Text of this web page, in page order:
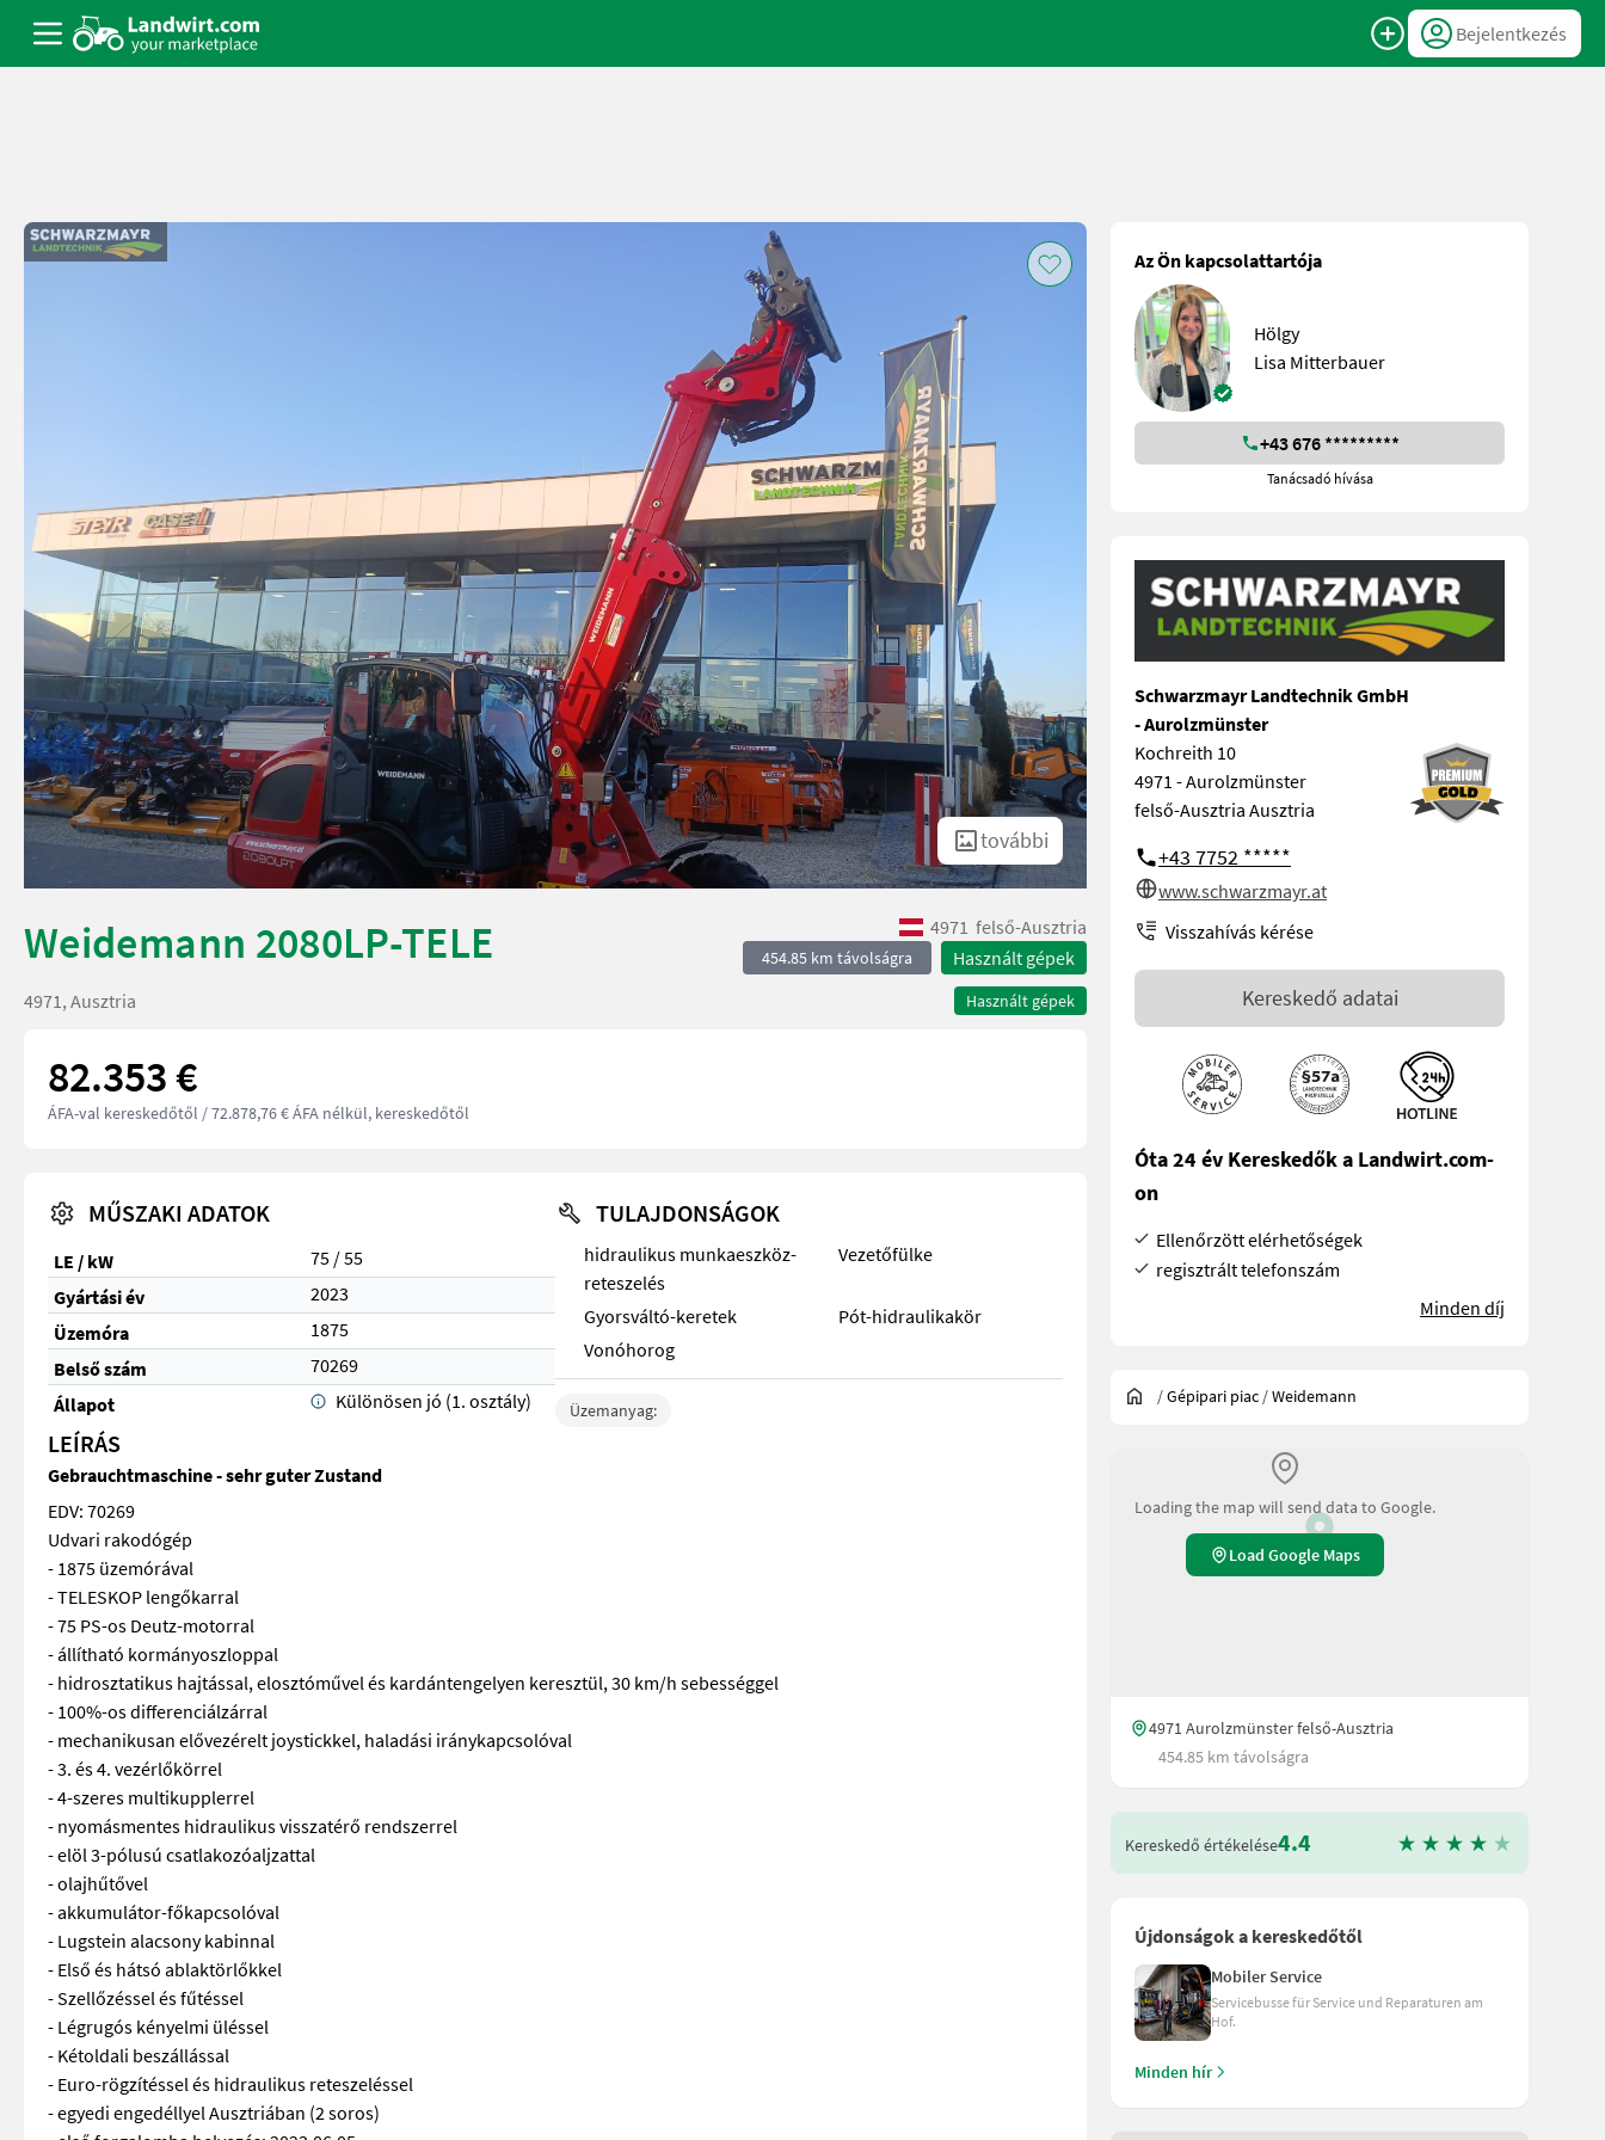
Bejelentkezés
további
Weidemann 2080LP-TELE 4971 felső-Ausztria
454.85 km távolságra Használt gépek
Használt gépek
4971, Ausztria
82.353 €
ÁFA-val kereskedőtől / 72.878,76 € ÁFA nélkül, kereskedőtől
MŰSZAKI ADATOK
LE / kW
75 / 55
Gyártási év
2023
Üzemóra
1875
Belső szám
70269
Állapot
Különösen jó (1. osztály)
TULAJDONSÁGOK
hidraulikus munkaeszköz-
reteszelés
Vezetőfülke
Gyorsváltó-keretek
Pót-hidraulikakör
Vonóhorog
Üzemanyag:
LEÍRÁS
Gebrauchtmaschine - sehr guter Zustand
EDV: 70269
Udvari rakodógép
- 1875 üzemórával
- TELESKOP lengőkarral
- 75 PS-os Deutz-motorral
- állítható kormányoszloppal
- hidrosztatikus hajtással, elosztóművel és kardántengelyen keresztül, 30 km/h sebességgel
- 100%-os differenciálzárral
- mechanikusan elővezérelt joystickkel, haladási iránykapcsolóval
- 3. és 4. vezérlőkörrel
- 4-szeres multikupplerrel
- nyomásmentes hidraulikus visszatérő rendszerrel
- elöl 3-pólusú csatlakozóaljzattal
- olajhűtővel
- akkumulátor-főkapcsolóval
- Lugstein alacsony kabinnal
- Első és hátsó ablaktörlőkkel
- Szellőzéssel és fűtéssel
- Légrugós kényelmi üléssel
- Kétoldali beszállással
- Euro-rögzítéssel és hidraulikus reteszeléssel
- egyedi engedéllyel Ausztriában (2 soros)
Az Ön kapcsolattartója
Hölgy
Lisa Mitterbauer
+43 676 *********
Tanácsadó hívása
Schwarzmayr Landtechnik GmbH
- Aurolzmünster
Kochreith 10
4971 - Aurolzmünster
felső-Ausztria Ausztria
+43 7752 *****
www.schwarzmayr.at
Visszahívás kérése
Kereskedő adatai
Óta 24 év Kereskedők a Landwirt.com-
on
Ellenőrzött elérhetőségek
regisztrált telefonszám
Minden díj
/Gépipari piac /Weidemann
Loading the map will send data to Google.
Load Google Maps
4971 Aurolzmünster felső-Ausztria
454.85 km távolságra
Kereskedő értékelése4.4
Újdonságok a kereskedőtől
Mobiler Service
Servicebusse für Service und Reparaturen am
Hof.
Minden hír